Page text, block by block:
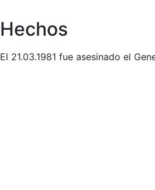
Hechos
El 21.03.1981 fue asesinado el